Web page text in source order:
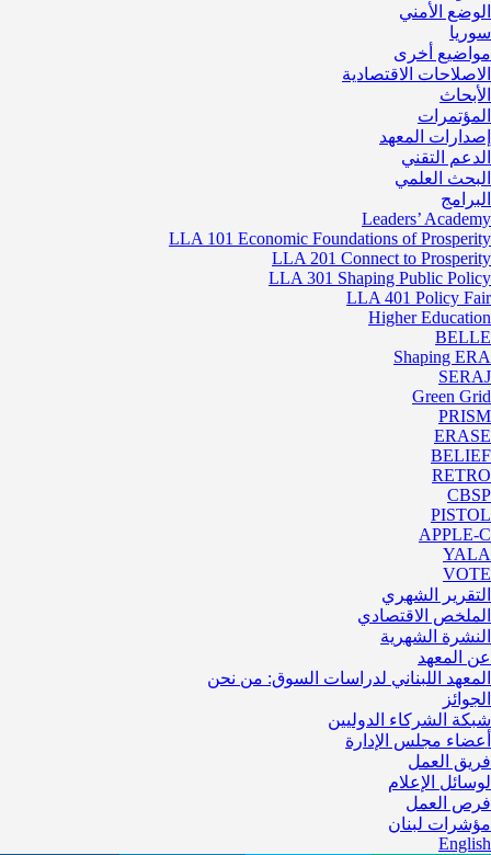
الوضع الأمني
سوريا
مواضيع أخرى
الاصلاحات الاقتصادية
الأبحاث
المؤتمرات
إصدارات المعهد
الدعم التقني
البحث العلمي
البرامج
Leaders’ Academy
LLA 101 Economic Foundations of Prosperity
LLA 201 Connect to Prosperity
LLA 301 Shaping Public Policy
LLA 401 Policy Fair
Higher Education
BELLE
Shaping ERA
SERAJ
Green Grid
PRISM
ERASE
BELIEF
RETRO
CBSP
PISTOL
APPLE-C
YALA
VOTE
التقرير الشهري
الملخص الاقتصادي
النشرة الشهرية
عن المعهد
المعهد اللبناني لدراسات السوق: من نحن
الجوائز
شبكة الشركاء الدوليين
أعضاء مجلس الإدارة
فريق العمل
لوسائل الإعلام
فرص العمل
مؤشرات لبنان
English